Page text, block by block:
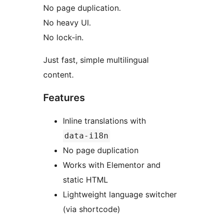
No page duplication.
No heavy UI.
No lock-in.
Just fast, simple multilingual
content.
Features
Inline translations with
data-i18n
No page duplication
Works with Elementor and
static HTML
Lightweight language switcher
(via shortcode)